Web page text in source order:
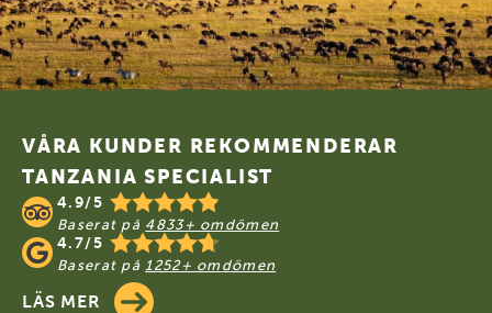
Footer
VÅRA KUNDER REKOMMENDERAR
TANZANIA SPECIALIST
4.9/5
Baserat på 4833+ omdömen
4.7/5
Baserat på 1252+ omdömen
LÄS MER